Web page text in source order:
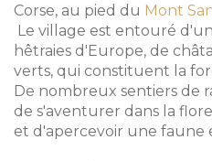
Corse, au pied du Mont
Le village est entouré
hêtraies d'Europe, de
verts, qui constituent la
De nombreux sentiers de
de s'aventurer dans la
et d'apercevoir une faune